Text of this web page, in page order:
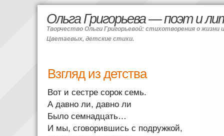
Ольга Григорьева — поэт и
Творчество Ольги Григорьевой: стихотворения о
Цветаевых, детские стихи.
Взгляд из детства
Вот и сестре сорок семь.
А давно ли, давно ли
Было семнадцать…
И мы, сговорившись с подружкой,